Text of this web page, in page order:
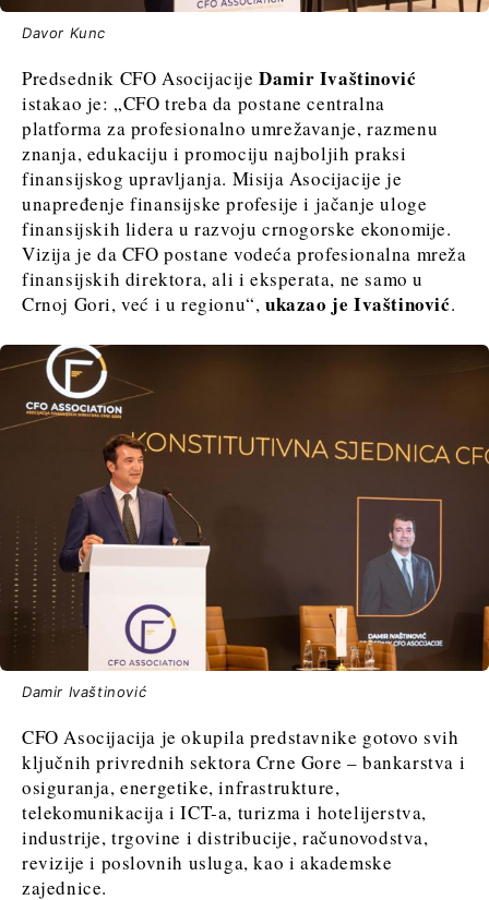
Davor Kunc
Predsednik CFO Asocijacije Damir Ivaštinović
istakao je: „CFO treba da postane centralna
platforma za profesionalno umrežavanje, razmenu
znanja, edukaciju i promociju najboljih praksi
finansijskog upravljanja. Misija Asocijacije je
unapređenje finansijske profesije i jačanje uloge
finansijskih lidera u razvoju crnogorske ekonomije.
Vizija je da CFO postane vodeća profesionalna mreža
finansijskih direktora, ali i eksperata, ne samo u
Crnoj Gori, već i u regionu“,ukazao je Ivaštinović.
Damir Ivaštinović
CFO Asocijacija je okupila predstavnike gotovo svih
ključnih privrednih sektora Crne Gore – bankarstva i
osiguranja, energetike, infrastrukture,
telekomunikacija i ICT-a, turizma i hotelijerstva,
industrije, trgovine i distribucije, računovodstva,
revizije i poslovnih usluga, kao i akademske
zajednice.